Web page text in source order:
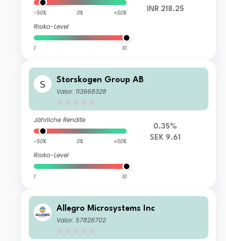
-50% 0% +50%
Risiko-Level
1 10
INR 218.25
Storskogen Group AB
Valor: 113968328
Jährliche Rendite
-50% 0% +50%
Risiko-Level
1 10
0.35%
SEK 9.61
Allegro Microsystems Inc
Valor: 57826702